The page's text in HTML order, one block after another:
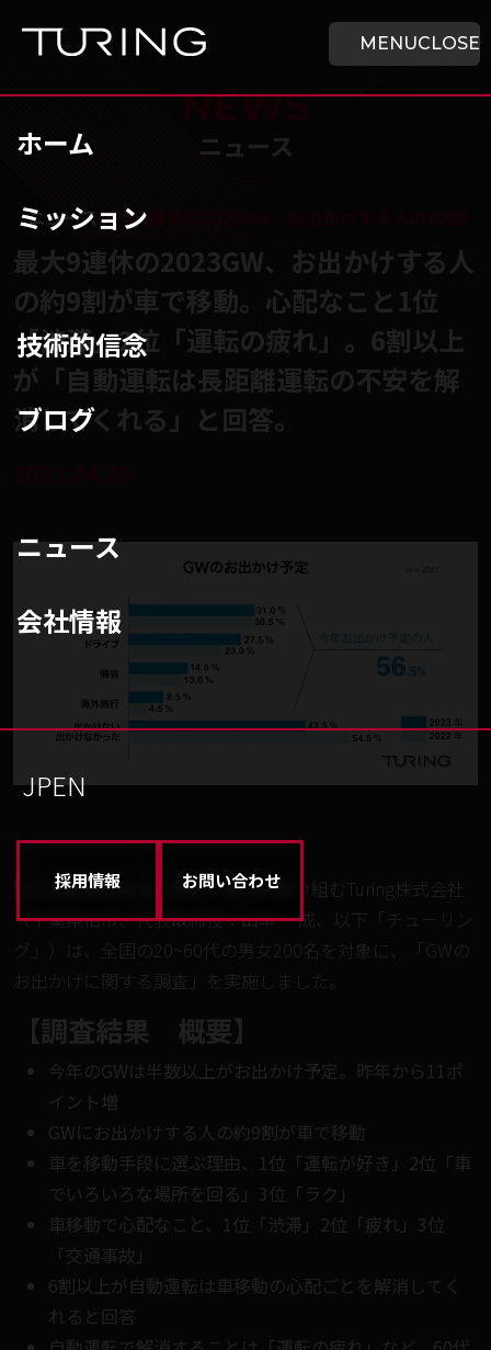
MENUCLOSE
ホーム
ミッション
技術的信念
ブログ
ニュース
会社情報
EN
JP
採用情報 お問い合わせ
チューリング株式会社
/ニュース /最大9連休の2023GW、お出かけする人の約9割
NEWS
ニュース
最大9連休の2023GW、お出かけする人
の約9割が車で移動。心配なこと1位
「渋滞」2位「運転の疲れ」。6割以上
が「自動運転は長距離運転の不安を解
消してくれる」と回答。
完全自動運転車両の開発・販売に取り組むTuring株式会社
（千葉県柏市、代表取締役：山本 一成、以下「チューリン
グ」）は、全国の20~60代の男女200名を対象に、「GWの
お出かけに関する調査」を実施しました。
【調査結果 概要】
今年のGWは半数以上がお出かけ予定。昨年から11ポ
イント増
GWにお出かけする人の約9割が車で移動
車を移動手段に選ぶ理由、1位「運転が好き」2位「車
でいろいろな場所を回る」3位「ラク」
車移動で心配なこと、1位「渋滞」2位「疲れ」3位
「交通事故」
6割以上が自動運転は車移動の心配ごとを解消してく
れると回答